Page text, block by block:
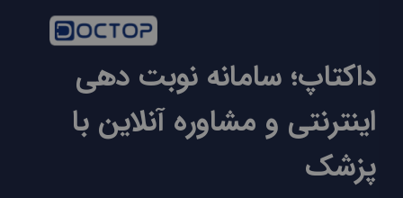
داکتاپ؛ سامانه نوبت دهی
اینترنتی و مشاوره آنلاین با
پزشک